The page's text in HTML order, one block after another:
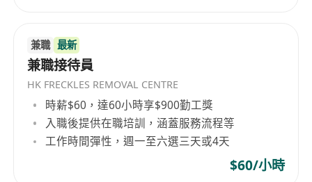
兼職 最新
兼職接待員
HK FRECKLES REMOVAL CENTRE
時薪$60，達60小時享$900勤工獎
入職後提供在職培訓，涵蓋服務流程等
工作時間彈性，週一至六選三天或4天
$60/小時